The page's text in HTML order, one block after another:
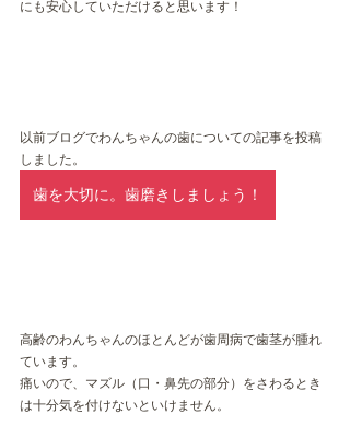
にも安心していただけると思います！
以前ブログでわんちゃんの歯についての記事を投稿
しました。
歯を大切に。歯磨きしましょう！
高齢のわんちゃんのほとんどが歯周病で歯茎が腫れ
ています。
痛いので、マズル（口・鼻先の部分）をさわるとき
は十分気を付けないといけません。